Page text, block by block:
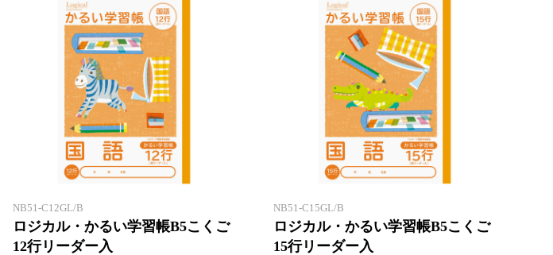
ノートが軽いと心も軽い！厚みが
NB51-C12GL/B
ロジカル・かるい学習帳B5こくご
12行リーダー入
ノートが軽いと心も軽い！厚みが
NB51-C15GL/B
ロジカル・かるい学習帳B5こくご
15行リーダー入